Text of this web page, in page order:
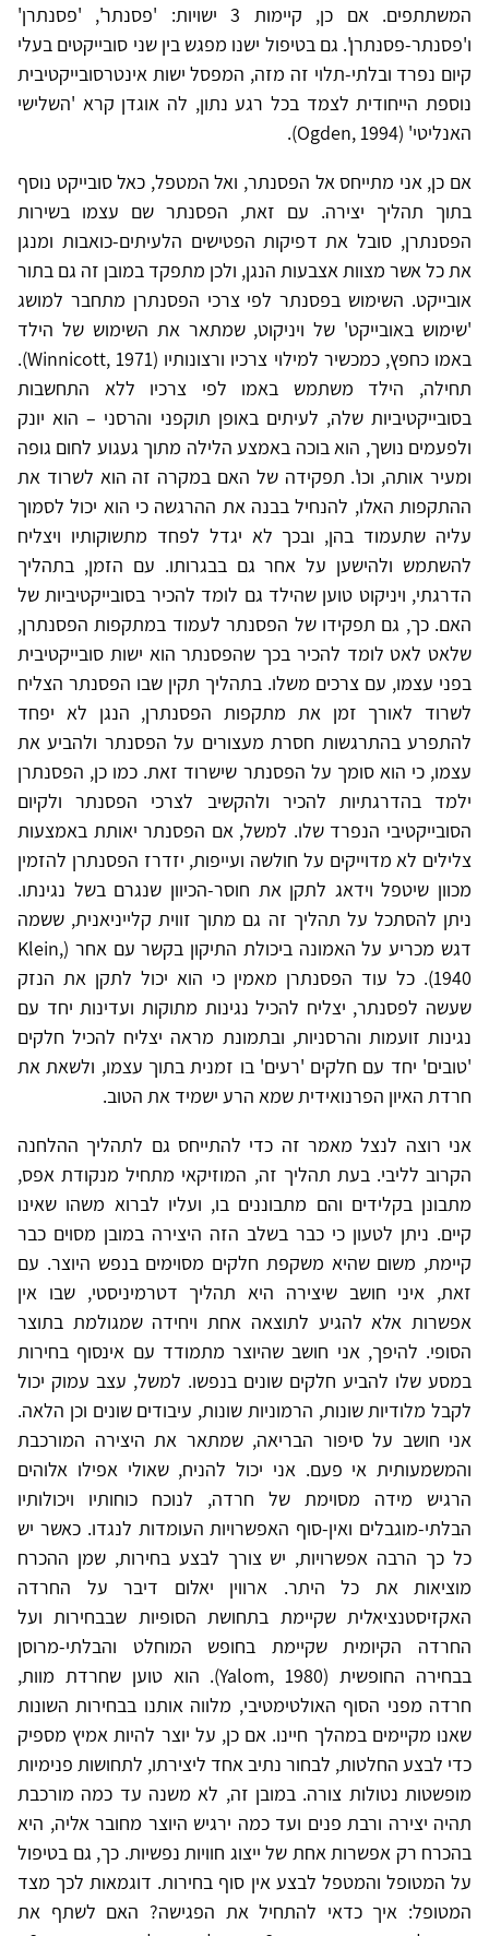
המשתתפים. אם כן, קיימות 3 ישויות: 'פסנתר', 'פסנתרן'
ו'פסנתר-פסנתרן'. גם בטיפול ישנו מפגש בין שני סובייקטים בעלי
קיום נפרד ובלתי-תלוי זה מזה, המפסל ישות אינטרסובייקטיבית
נוספת הייחודית לצמד בכל רגע נתון, לה אוגדן קרא 'השלישי
האנליטי' (Ogden, 1994).
אם כן, אני מתייחס אל הפסנתר, ואל המטפל, כאל סובייקט נוסף
בתוך תהליך יצירה. עם זאת, הפסנתר שם עצמו בשירות
הפסנתרן, סובל את דפיקות הפטישים הלעיתים-כואבות ומנגן
את כל אשר מצוות אצבעות הנגן, ולכן מתפקד במובן זה גם בתור
אובייקט. השימוש בפסנתר לפי צרכי הפסנתרן מתחבר למושג
'שימוש באובייקט' של ויניקוט, שמתאר את השימוש של הילד
באמו כחפץ, כמכשיר למילוי צרכיו ורצונותיו (Winnicott, 1971).
תחילה, הילד משתמש באמו לפי צרכיו ללא התחשבות
בסובייקטיביות שלה, לעיתים באופן תוקפני והרסני – הוא יונק
ולפעמים נושך, הוא בוכה באמצע הלילה מתוך געגוע לחום גופה
ומעיר אותה, וכו'. תפקידה של האם במקרה זה הוא לשרוד את
ההתקפות האלו, להנחיל בבנה את ההרגשה כי הוא יכול לסמוך
עליה שתעמוד בהן, ובכך לא יגדל לפחד מתשוקותיו ויצליח
להשתמש ולהישען על אחר גם בבגרותו. עם הזמן, בתהליך
הדרגתי, ויניקוט טוען שהילד גם לומד להכיר בסובייקטיביות של
האם. כך, גם תפקידו של הפסנתר לעמוד במתקפות הפסנתרן,
שלאט לאט לומד להכיר בכך שהפסנתר הוא ישות סובייקטיבית
בפני עצמו, עם צרכים משלו. בתהליך תקין שבו הפסנתר הצליח
לשרוד לאורך זמן את מתקפות הפסנתרן, הנגן לא יפחד
להתפרע בהתרגשות חסרת מעצורים על הפסנתר ולהביע את
עצמו, כי הוא סומך על הפסנתר שישרוד זאת. כמו כן, הפסנתרן
ילמד בהדרגתיות להכיר ולהקשיב לצרכי הפסנתר ולקיום
הסובייקטיבי הנפרד שלו. למשל, אם הפסנתר יאותת באמצעות
צלילים לא מדוייקים על חולשה ועייפות, יזדרז הפסנתרן להזמין
מכוון שיטפל וידאג לתקן את חוסר-הכיוון שנגרם בשל נגינתו.
ניתן להסתכל על תהליך זה גם מתוך זווית קלייניאנית, ששמה
דגש מכריע על האמונה ביכולת התיקון בקשר עם אחר (Klein,
1940). כל עוד הפסנתרן מאמין כי הוא יכול לתקן את הנזק
שעשה לפסנתר, יצליח להכיל נגינות מתוקות ועדינות יחד עם
נגינות זועמות והרסניות, ובתמונת מראה יצליח להכיל חלקים
'טובים' יחד עם חלקים 'רעים' בו זמנית בתוך עצמו, ולשאת את
חרדת האיון הפרנואידית שמא הרע ישמיד את הטוב.
אני רוצה לנצל מאמר זה כדי להתייחס גם לתהליך ההלחנה
הקרוב לליבי. בעת תהליך זה, המוזיקאי מתחיל מנקודת אפס,
מתבונן בקלידים והם מתבוננים בו, ועליו לברוא משהו שאינו
קיים. ניתן לטעון כי כבר בשלב הזה היצירה במובן מסוים כבר
קיימת, משום שהיא משקפת חלקים מסוימים בנפש היוצר. עם
זאת, איני חושב שיצירה היא תהליך דטרמיניסטי, שבו אין
אפשרות אלא להגיע לתוצאה אחת ויחידה שמגולמת בתוצר
הסופי. להיפך, אני חושב שהיוצר מתמודד עם אינסוף בחירות
במסע שלו להביע חלקים שונים בנפשו. למשל, עצב עמוק יכול
לקבל מלודיות שונות, הרמוניות שונות, עיבודים שונים וכן הלאה.
אני חושב על סיפור הבריאה, שמתאר את היצירה המורכבת
והמשמעותית אי פעם. אני יכול להניח, שאולי אפילו אלוהים
הרגיש מידה מסוימת של חרדה, לנוכח כוחותיו ויכולותיו
הבלתי-מוגבלים ואין-סוף האפשרויות העומדות לנגדו. כאשר יש
כל כך הרבה אפשרויות, יש צורך לבצע בחירות, שמן ההכרח
מוציאות את כל היתר. ארווין יאלום דיבר על החרדה
האקזיסטנציאלית שקיימת בתחושת הסופיות שבבחירות ועל
החרדה הקיומית שקיימת בחופש המוחלט והבלתי-מרוסן
בבחירה החופשית (Yalom, 1980). הוא טוען שחרדת מוות,
חרדה מפני הסוף האולטימטיבי, מלווה אותנו בבחירות השונות
שאנו מקיימים במהלך חיינו. אם כן, על יוצר להיות אמיץ מספיק
כדי לבצע החלטות, לבחור נתיב אחד ליצירתו, לתחושות פנימיות
מופשטות נטולות צורה. במובן זה, לא משנה עד כמה מורכבת
תהיה יצירה ורבת פנים ועד כמה ירגיש היוצר מחובר אליה, היא
בהכרח רק אפשרות אחת של ייצוג חוויות נפשיות. כך, גם בטיפול
על המטופל והמטפל לבצע אין סוף בחירות. דוגמאות לכך מצד
המטופל: איך כדאי להתחיל את הפגישה? האם לשתף את